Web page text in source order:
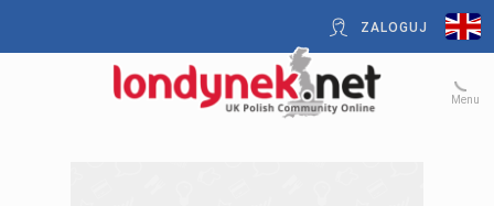
ZALOGUJ
Menu